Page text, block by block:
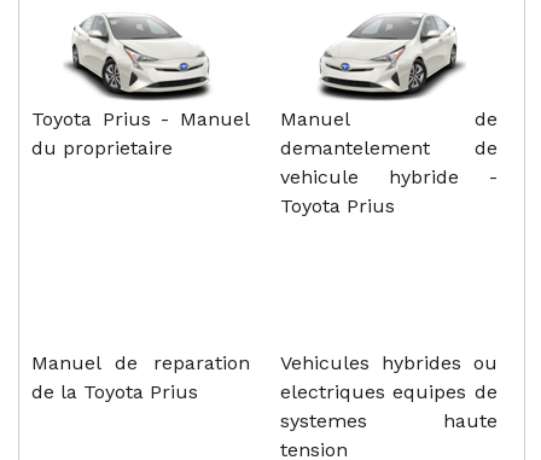
Toyota Prius - Manuel
du proprietaire
Manuel de
demantelement de
vehicule hybride -
Toyota Prius
Manuel de reparation
de la Toyota Prius
Vehicules hybrides ou
electriques equipes de
systemes haute
tension